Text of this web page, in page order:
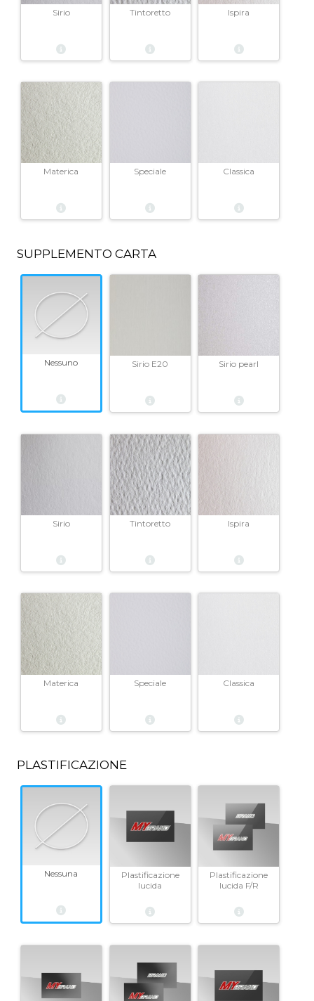
Sirio Tintoretto Ispira
Materica Speciale Classica
SUPPLEMENTO CARTA
Nessuno Sirio E20 Sirio pearl
Sirio Tintoretto Ispira
Materica Speciale Classica
PLASTIFICAZIONE
Nessuna
Plastificazione
lucida
Plastificazione
lucida F/R